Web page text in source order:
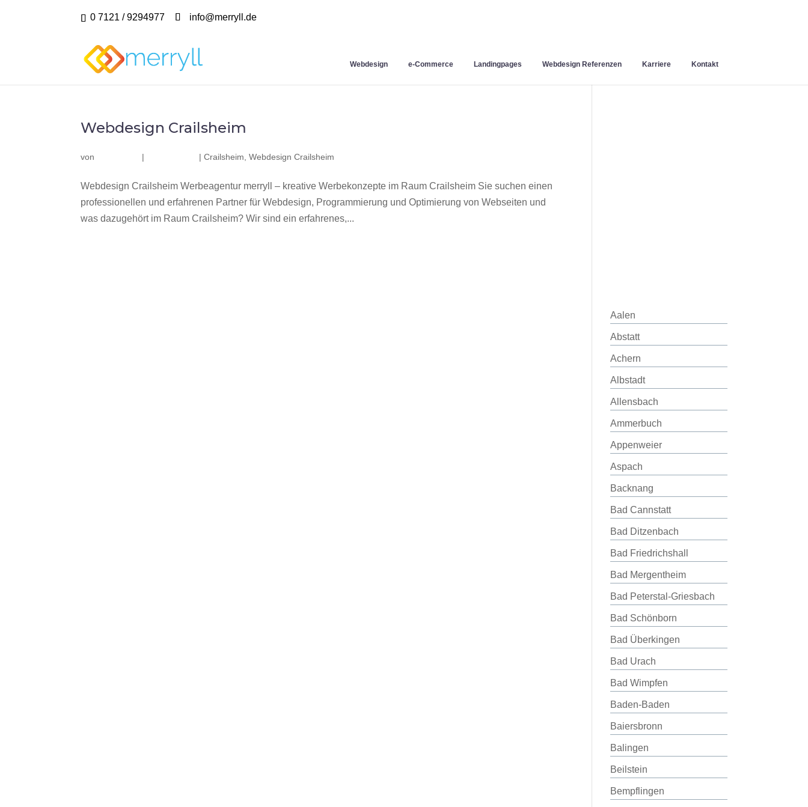
0 7121 / 9294977 info@merryll.de
Webdesign e-Commerce Landingpages Webdesign Referenzen Karriere Kontakt
Webdesign Crailsheim
von | |Crailsheim ,Webdesign Crailsheim
Webdesign Crailsheim Werbeagentur merryll – kreative Werbekonzepte im Raum Crailsheim Sie suchen einen
professionellen und erfahrenen Partner für Webdesign, Programmierung und Optimierung von Webseiten und
was dazugehört im Raum Crailsheim? Wir sind ein erfahrenes,...
Aalen
Abstatt
Achern
Albstadt
Allensbach
Ammerbuch
Appenweier
Aspach
Backnang
Bad Cannstatt
Bad Ditzenbach
Bad Friedrichshall
Bad Mergentheim
Bad Peterstal-Griesbach
Bad Schönborn
Bad Überkingen
Bad Urach
Bad Wimpfen
Baden-Baden
Baiersbronn
Balingen
Beilstein
Bempflingen